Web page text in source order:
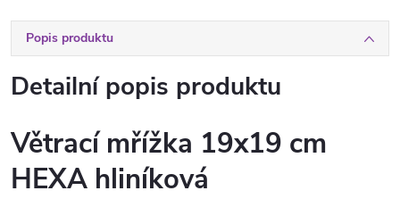
Popis produktu
Detailní popis produktu
Větrací mřížka 19x19 cm
HEXA hliníková